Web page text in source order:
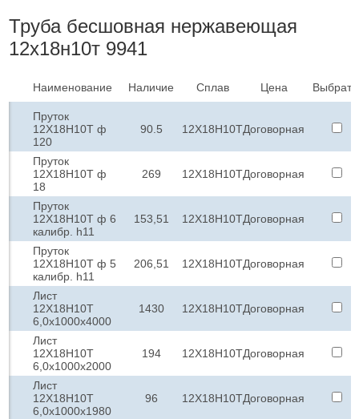
Труба бесшовная нержавеющая
12х18н10т 9941
Наименование Наличие Сплав Цена
Пруток
12Х18Н10Т ф
120
90.5 12Х18Н10ТДоговорная
Пруток
12Х18Н10Т ф
18
269 12Х18Н10ТДоговорная
Пруток
12Х18Н10Т ф 6
калибр. h11
153,51 12Х18Н10ТДоговорная
Пруток
12Х18Н10Т ф 5
калибр. h11
206,51 12Х18Н10ТДоговорная
Лист
12Х18Н10Т
6,0х1000х4000
1430 12Х18Н10ТДоговорная
Лист
12Х18Н10Т
6,0х1000х2000
194 12Х18Н10ТДоговорная
Лист
12Х18Н10Т
6,0х1000х1980
96 12Х18Н10ТДоговорная